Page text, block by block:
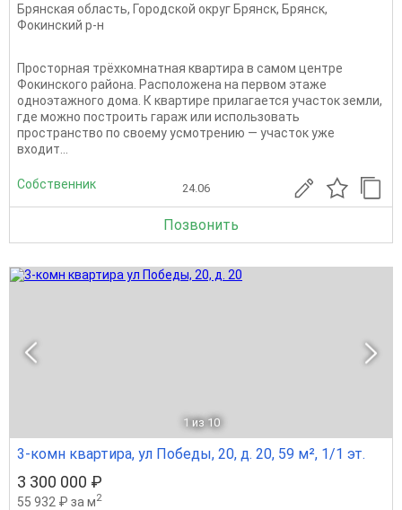
Брянская область, Городской округ Брянск, Брянск,
Фокинский р-н
Просторная трёхкомнатная квартира в самом центре
Фокинского района. Расположена на первом этаже
одноэтажного дома. К квартире прилагается участок земли,
где можно построить гараж или использовать
пространство по своему усмотрению — участок уже
входит...
Собственник 24.06
Позвонить
1 из 10
3-комн квартира, ул Победы, 20, д. 20, 59 м², 1/1 эт.
3 300 000 ₽
55 932 ₽ за м2